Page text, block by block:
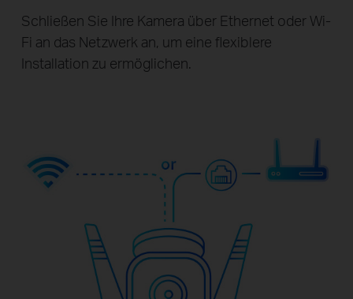
Schließen Sie Ihre Kamera über Ethernet oder Wi-
Fi an das Netzwerk an, um eine flexiblere
Installation zu ermöglichen.